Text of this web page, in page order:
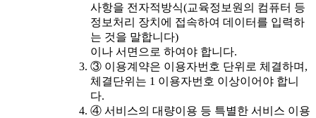
사항을 전자적방식(교육정보원의 컴퓨터 등
정보처리 장치에 접속하여 데이터를 입력하
는 것을 말합니다)
이나 서면으로 하여야 합니다.
③ 이용계약은 이용자번호 단위로 체결하며,
체결단위는 1 이용자번호 이상이어야 합니
다.
④ 서비스의 대량이용 등 특별한 서비스 이용